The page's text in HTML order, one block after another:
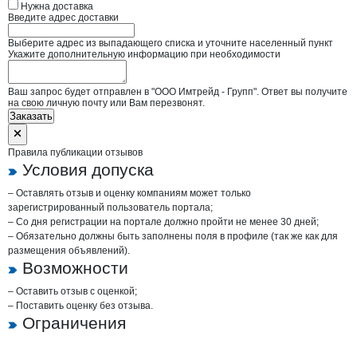
Нужна доставка
Введите адрес доставки
Выберите адрес из выпадающего списка и уточните населенный пункт
Укажите дополнительную информацию при необходимости
Ваш запрос будет отправлен в "ООО Имтрейд - Групп". Ответ вы получите
на свою личную почту или Вам перезвонят.
Заказать
Правила публикации отзывов
Условия допуска
– Оставлять отзыв и оценку компаниям может только
зарегистрированный пользователь портала;
– Со дня регистрации на портале должно пройти не менее 30 дней;
– Обязательно должны быть заполнены поля в профиле (так же как для
размещения объявлений).
Возможности
– Оставить отзыв с оценкой;
– Поставить оценку без отзыва.
Ограничения